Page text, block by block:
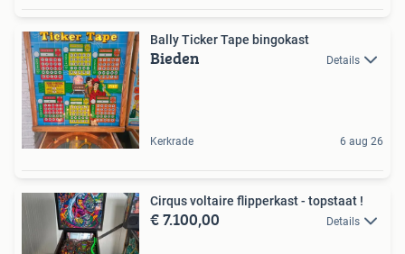
Bally Ticker Tape bingokast
Bieden Details
Kerkrade 6 aug 26
Cirqus voltaire flipperkast - topstaat !
€ 7.100,00 Details